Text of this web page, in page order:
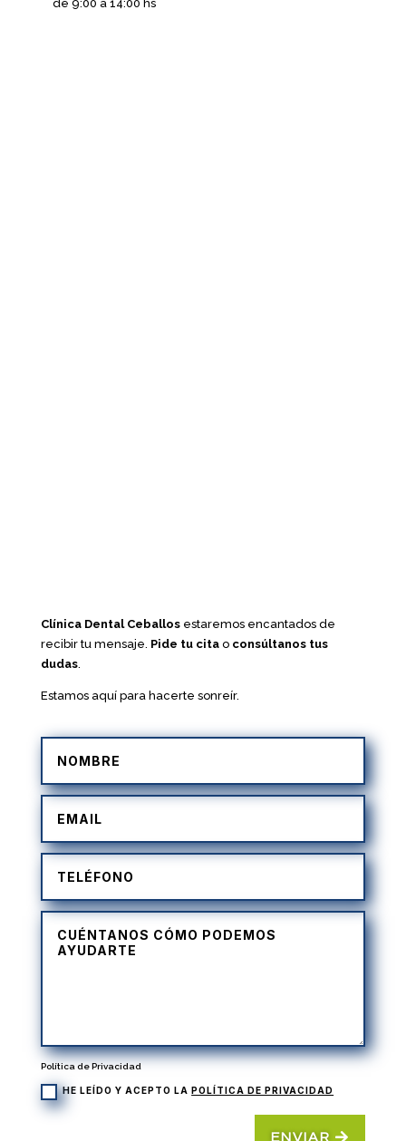
de 9:00 a 14:00 hs
Clínica Dental Ceballosestaremos encantados de
recibir tu mensaje. Pide tu citao consúltanos tus
dudas.
Estamos aquí para hacerte sonreír.
Política de Privacidad
HE LEÍDO Y ACEPTO LA POLÍTICA DE PRIVACIDAD
ENVIAR